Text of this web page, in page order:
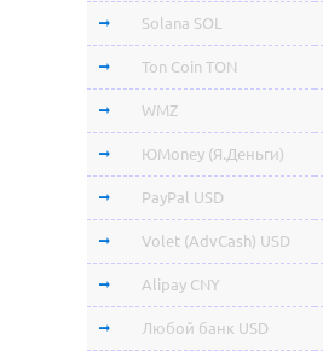
Solana SOL
Ton Coin TON
WMZ
ЮMoney (Я.Деньги)
PayPal USD
Volet (AdvCash) USD
Alipay CNY
Любой банк USD